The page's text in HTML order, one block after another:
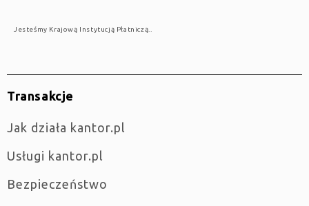
Jesteśmy Krajową Instytucją Płatniczą..
Transakcje
jak działa kantor.pl
Usługi kantor.pl
Bezpieczeństwo